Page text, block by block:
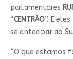
parlamentares
“CENTRÃO”. E
se antecipar ao
“O que estamos